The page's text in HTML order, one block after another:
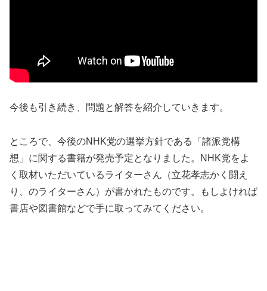
今後も引き続き、問題と解答を紹介していきます。
ところで、今後のNHK党の選挙方針である「諸派党構
想」に関する書籍が発売予定となりました。NHK党をよ
く取材いただいているライターさん（立花孝志かく闘え
り、のライターさん）が書かれたものです。もしよければ
書店や図書館などで手に取ってみてください。